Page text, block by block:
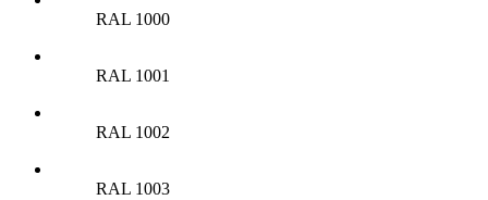
RAL 1000
RAL 1001
RAL 1002
RAL 1003